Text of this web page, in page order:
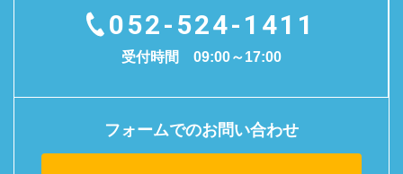
052-524-1411
受付時間 09:00～17:00
フォームでのお問い合わせ